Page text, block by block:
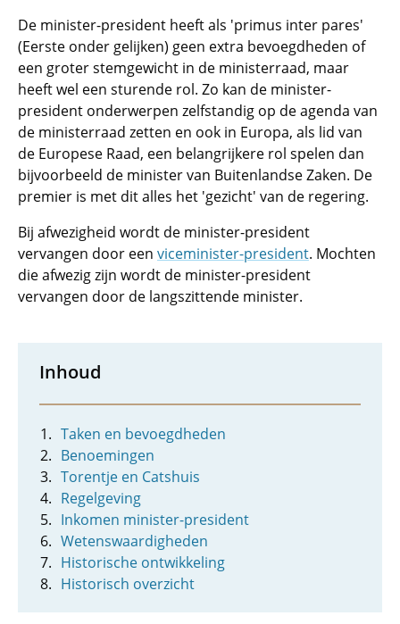
De minister-president heeft als 'primus inter pares'
(Eerste onder gelijken) geen extra bevoegdheden of
een groter stemgewicht in de ministerraad, maar
heeft wel een sturende rol. Zo kan de minister-
president onderwerpen zelfstandig op de agenda van
de ministerraad zetten en ook in Europa, als lid van
de Europese Raad, een belangrijkere rol spelen dan
bijvoorbeeld de minister van Buitenlandse Zaken. De
premier is met dit alles het 'gezicht' van de regering.
Bij afwezigheid wordt de minister-president
vervangen door een viceminister-president. Mochten
die afwezig zijn wordt de minister-president
vervangen door de langszittende minister.
Inhoud
Taken en bevoegdheden
Benoemingen
Torentje en Catshuis
Regelgeving
Inkomen minister-president
Wetenswaardigheden
Historische ontwikkeling
Historisch overzicht